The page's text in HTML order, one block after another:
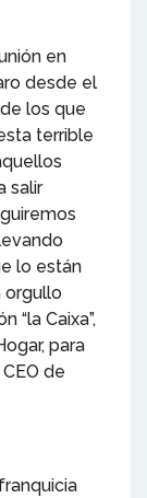
en
desde el
los que
terrible
salir
lo están
orgullo
“la Caixa”,
para
de